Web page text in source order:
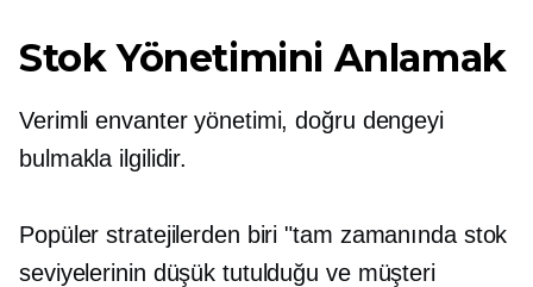
Stok Yönetimini Anlamak
Verimli envanter yönetimi, doğru dengeyi
bulmakla ilgilidir.
Popüler stratejilerden biri"tam zamanındastok
seviyelerinin düşük tutulduğu ve müşteri